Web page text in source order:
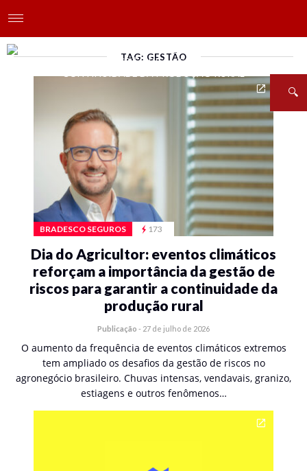
TAG: GESTÃO
BRADESCO SEGUROS 173
Dia do Agricultor: eventos climáticos
reforçam a importância da gestão de
riscos para garantir a continuidade da
produção rural
Publicação - 27 de julho de 2026
O aumento da frequência de eventos climáticos extremos
tem ampliado os desafios da gestão de riscos no
agronegócio brasileiro. Chuvas intensas, vendavais, granizo,
estiagens e outros fenômenos…